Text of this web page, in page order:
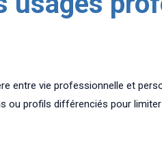
entre vie professionnelle et
ou profils différenciés pour